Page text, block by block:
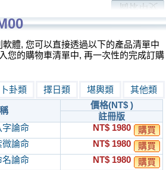
體, 您可以直接透過以下的產品清單中
您的購物車清單中, 再一次性的完成訂購
卜卦類 擇日類 堪輿類
其他類
價格(NT$ )
註冊版
字論命 NT$ 1980
購買
微論命
NT$ 1980
購買
名論命
NT$ 1980
購買